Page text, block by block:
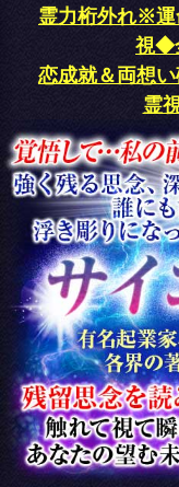
私が明瞭
あの人の感情を